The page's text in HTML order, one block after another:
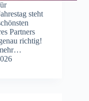
steht
Partners
richtig!